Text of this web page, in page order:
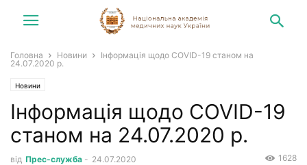
Головна Новини
Інформація щодо COVID-19 станом на
24.07.2020 р.
Новини
Інформація щодо COVID-19
станом на 24.07.2020 р.
від Прес-служба - 24.07.2020 1628